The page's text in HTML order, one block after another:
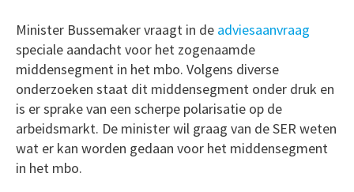
Minister Bussemaker vraagt in de adviesaanvraag
speciale aandacht voor het zogenaamde
middensegment in het mbo. Volgens diverse
onderzoeken staat dit middensegment onder druk en
is er sprake van een scherpe polarisatie op de
arbeidsmarkt. De minister wil graag van de SER weten
wat er kan worden gedaan voor het middensegment
in het mbo.